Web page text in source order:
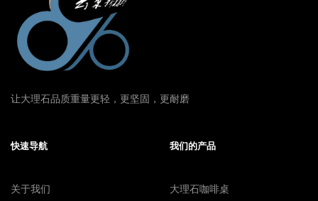
让大理石品质重量更轻，更坚固，更耐磨
快速导航
关于我们
我们的产品
大理石咖啡桌